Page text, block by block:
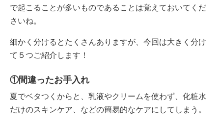
で起こることが多いものであることは覚えておいてくだ
さいね。
細かく分けるとたくさんありますが、今回は大きく分け
て５つご紹介します！
①間違ったお手入れ
夏でベタつくからと、乳液やクリームを使わず、化粧水
だけのスキンケア、などの簡易的なケアにしてしまう。